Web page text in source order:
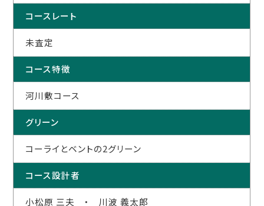
コースレート
未査定
コース特徴
河川敷コース
グリーン
コーライとベントの2グリーン
コース設計者
小松原 三夫 ・ 川波 義太郎